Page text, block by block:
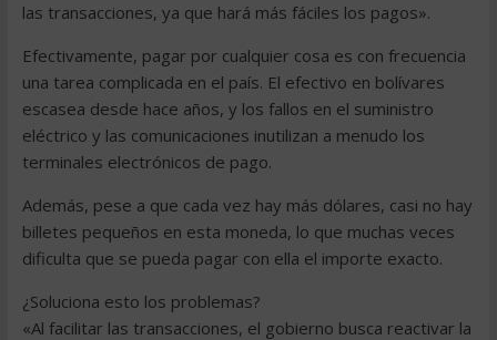
las transacciones, ya que hará más fáciles los pagos».
Efectivamente, pagar por cualquier cosa es con frecuencia
una tarea complicada en el país. El efectivo en bolívares
escasea desde hace años, y los fallos en el suministro
eléctrico y las comunicaciones inutilizan a menudo los
terminales electrónicos de pago.
Además, pese a que cada vez hay más dólares, casi no hay
billetes pequeños en esta moneda, lo que muchas veces
dificulta que se pueda pagar con ella el importe exacto.
¿Soluciona esto los problemas?
«Al facilitar las transacciones, el gobierno busca reactivar la